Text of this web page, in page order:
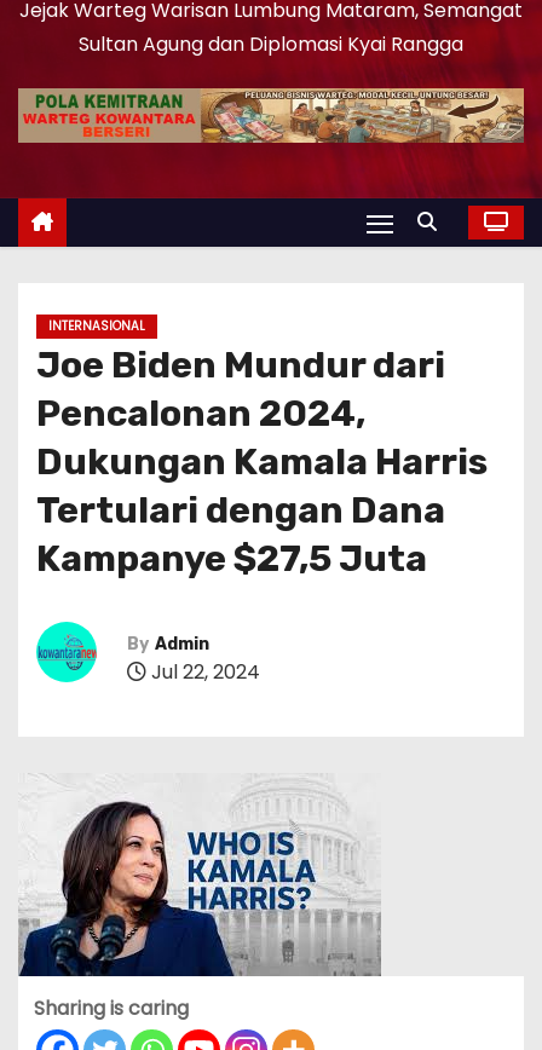
Jejak Warteg Warisan Lumbung Mataram, Semangat
Sultan Agung dan Diplomasi Kyai Rangga
INTERNASIONAL
Joe Biden Mundur dari
Pencalonan 2024,
Dukungan Kamala Harris
Tertulari dengan Dana
Kampanye $27,5 Juta
By Admin
Jul 22, 2024
Sharing is caring